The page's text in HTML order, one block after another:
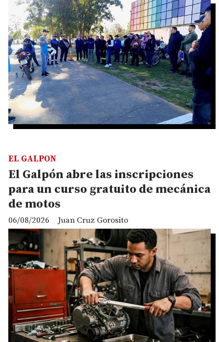
El Galpón abre las inscripciones
para un curso gratuito de mecánica
de motos
Juan Cruz Gorosito
EL GALPON
06/08/2026